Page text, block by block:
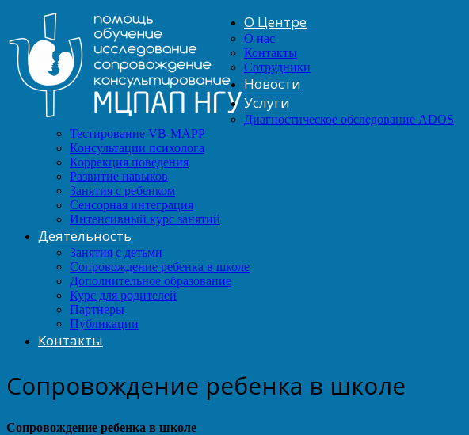
О Центре
О нас
Контакты
Сотрудники
Новости
Услуги
Диагностическое обследование ADOS
Тестирование VB-MAPP
Консультации психолога
Коррекция поведения
Развитие навыков
Занятия с ребенком
Сенсорная интеграция
Интенсивный курс занятий
Деятельность
Занятия с детьми
Сопровождение ребенка в школе
Дополнительное образование
Курс для родителей
Партнеры
Публикации
Контакты
Сопровождение ребенка в школе
Сопровождение ребенка в школе